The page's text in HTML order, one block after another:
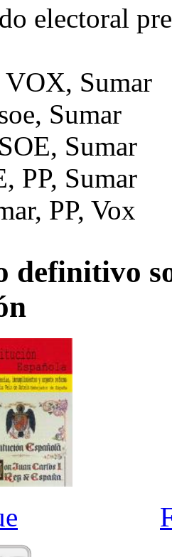
electoral
VOX, Sumar
Sumar
Sumar
PP, Sumar
PP, Vox
definitivo